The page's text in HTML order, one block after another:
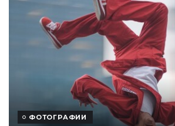
ФОТОГРАФИИ